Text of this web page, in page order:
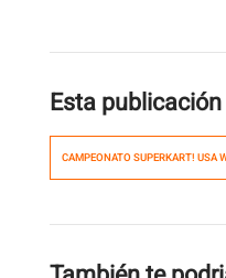
Esta
CAMPEONATO SUPERKART! USA